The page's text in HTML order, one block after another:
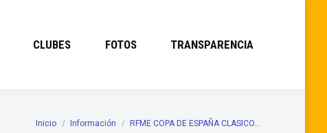
CLUBES FOTOS TRANSPARENCIA
Estás aquí:
Inicio Información RFME COPA DE ESPAÑA CLASICO…